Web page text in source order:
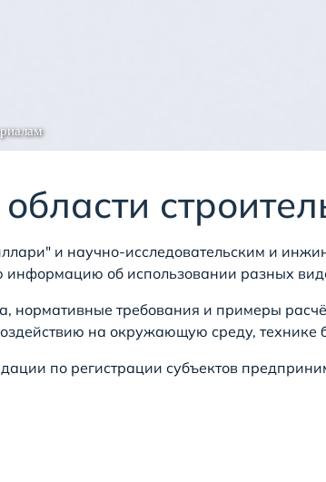
и научно-исследовательским и
об использовании разных
нормативные требования и примеры
на окружающую среду, технике
по регистрации субъектов